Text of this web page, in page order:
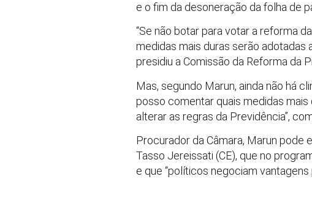
e o fim da desoneração da folha de
“Se não botar para votar a reforma
medidas mais duras serão adotadas
presidiu a Comissão da Reforma da
Mas, segundo Marun, ainda não há
posso comentar quais medidas
alterar as regras da Previdência”,
Procurador da Câmara, Marun
Tasso Jereissati (CE), que no
e que “políticos negociam